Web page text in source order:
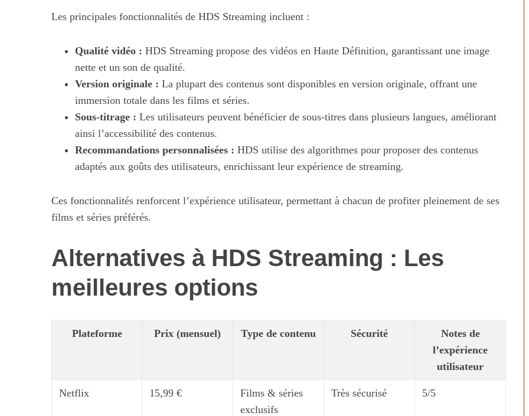
Les principales fonctionnalités de HDS Streaming incluent :
Qualité vidéo : HDS Streaming propose des vidéos en Haute Définition, garantissant une image
nette et un son de qualité.
Version originale : La plupart des contenus sont disponibles en version originale, offrant une
immersion totale dans les films et séries.
Sous-titrage : Les utilisateurs peuvent bénéficier de sous-titres dans plusieurs langues, améliorant
ainsi l’accessibilité des contenus.
Recommandations personnalisées : HDS utilise des algorithmes pour proposer des contenus
adaptés aux goûts des utilisateurs, enrichissant leur expérience de streaming.
Ces fonctionnalités renforcent l’expérience utilisateur, permettant à chacun de profiter pleinement de ses
films et séries préférés.
Alternatives à HDS Streaming : Les
meilleures options
Plateforme Prix (mensuel) Type de contenu Sécurité
Notes de
l’expérience
utilisateur
Netflix 15,99 €
Films & séries
exclusifs
Très sécurisé 5/5
Maximiser son temps au
quotidien
courses quand il fait chaud
S
r
h
r
: